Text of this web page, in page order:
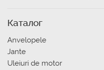
Каталог
Anvelopele
Jante
Uleiuri de motor